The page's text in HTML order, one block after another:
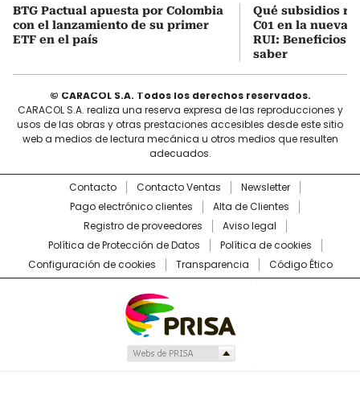
BTG Pactual apuesta por Colombia
con el lanzamiento de su primer
ETF en el país
Qué subsidios
C01 en la nueva
RUI: Beneficios
saber
© CARACOL S.A. Todos los derechos reservados.
CARACOL S.A. realiza una reserva expresa de las reproducciones y
usos de las obras y otras prestaciones accesibles desde este sitio
web a medios de lectura mecánica u otros medios que resulten
adecuados.
Contacto Contacto Ventas
Newsletter
Pago electrónico clientes
Alta de Clientes
Registro de proveedores
Aviso legal
Política de Protección de Datos
Política de cookies
Configuración de cookies
Transparencia Código Ético